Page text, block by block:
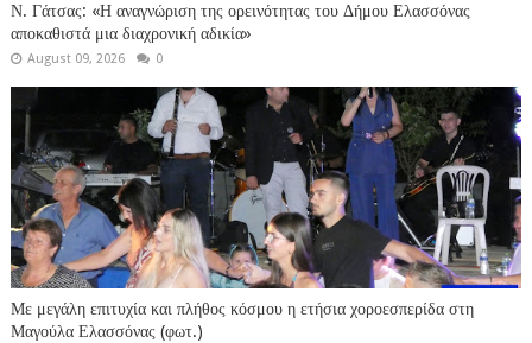
Ν. Γάτσας: «Η αναγνώριση της ορεινότητας του Δήμου Ελασσόνας
αποκαθιστά μια διαχρονική αδικία»
August 09, 2026 0
Με μεγάλη επιτυχία και πλήθος κόσμου η ετήσια χοροεσπερίδα στη
Μαγούλα Ελασσόνας (φωτ.)